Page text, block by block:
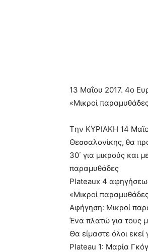
13 Μαΐου 2017. 4ο
«Μικροί
Tην ΚΥΡΙΑΚΗ 14
Θεσσαλονίκης, θα
30΄ για μικρούς και
παραμυθάδες
Plateaux 4
«Μικροί
Αφήγηση: Μικροί
Ένα πλατώ για τους
Θα είμαστε όλοι
Plateau 1: Μαρία